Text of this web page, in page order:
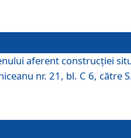
aferent construcţiei
nr. 21, bl. C 6, către